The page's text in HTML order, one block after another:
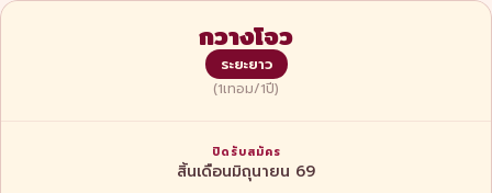
กวางโจว
ระยะยาว
(1เทอม/1ปี)
สิ้นเดือนมิถุนายน 69